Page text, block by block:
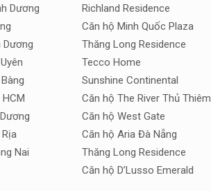
Dương
Dương
Nai
Richland Residence
Căn hộ Minh Quốc Plaza
Thăng Long Residence
Tecco Home
Sunshine Continental
Căn hộ The River Thủ Thiêm
Căn hộ West Gate
Căn hộ Aria Đà Nẵng
Thăng Long Residence
Căn hộ D’Lusso Emerald